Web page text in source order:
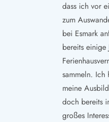
dass ich vor
zum
bei Esmark
bereits einige
sammeln. Ich
meine
doch bereits
großes